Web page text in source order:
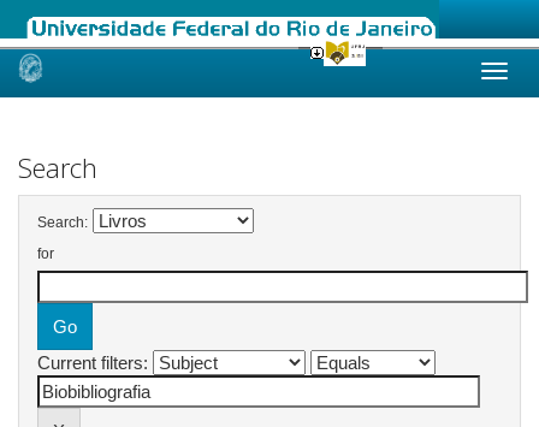
Skip
Search
Search:
for
Current filters: